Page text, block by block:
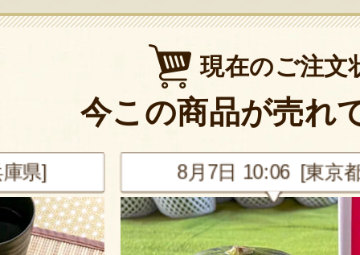
現在のご注文
今この商品が売れ
県] 8月7日 10:06 [東京